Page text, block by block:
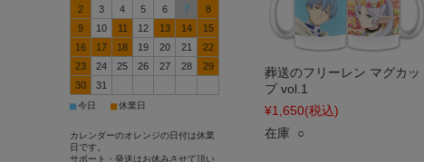
葬送のフリーレン マグカッ
プ vol.1
¥1,650(税込)
在庫 ○
2
3 4 5 6 7
8
9
10 11 12 13 14
15
16
17 18 19 20 21
22
23
24 25 26 27 28
29
30
31
■今日 ■休業日
カレンダーのオレンジの日付は休業
日です。
サポート・発送はお休みさせて頂い